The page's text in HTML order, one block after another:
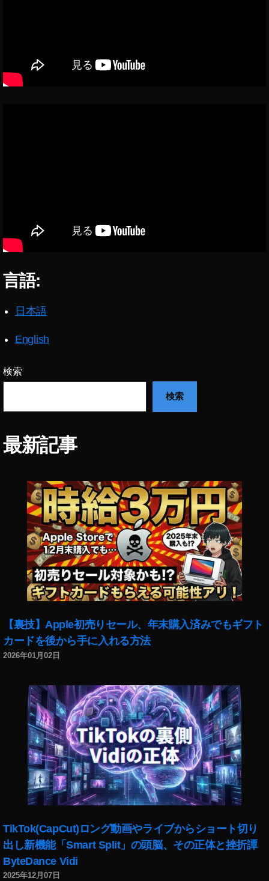
言語:
日本語
English
検索
検索
最新記事
【裏技】Apple初売りセール、年末購入済みでもギフト
カードを後から手に入れる方法
2026年01月02日
TikTok(CapCut)ロング動画やライブからショート切り
出し新機能「Smart Split」の頭脳、その正体と挫折譚
ByteDance Vidi
2025年12月07日